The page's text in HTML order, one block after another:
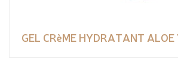
GEL CRèME HYDRATANT ALOE